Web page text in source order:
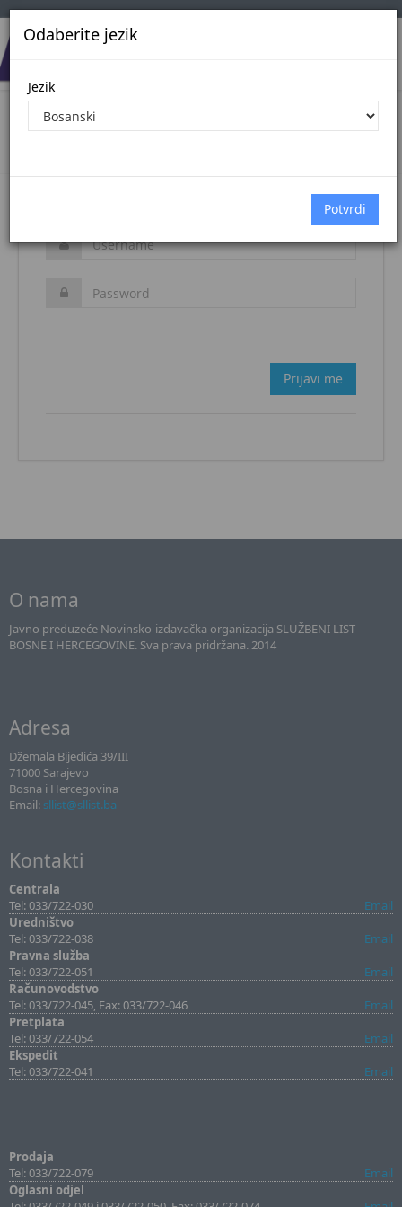
Odaberite jezik
Jezik
Login
Prijavi me
O nama
Javno preduzeće Novinsko-izdavačka organizacija SLUŽBENI LIST
BOSNE I HERCEGOVINE. Sva prava pridržana. 2014
Adresa
Džemala Bijedića 39/III
71000 Sarajevo
Bosna i Hercegovina
Email: sllist@sllist.ba
Kontakti
Centrala
Tel: 033/722-030
Email
Uredništvo
Tel: 033/722-038
Email
Pravna služba
Tel: 033/722-051
Email
Računovodstvo
Tel: 033/722-045, Fax: 033/722-046
Email
Pretplata
Tel: 033/722-054
Email
Ekspedit
Tel: 033/722-041
Email
Prodaja
Tel: 033/722-079
Email
Oglasni odjel